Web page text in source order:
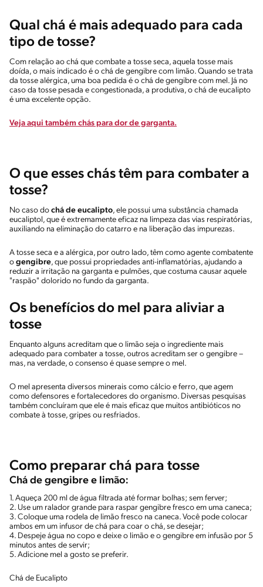
Qual chá é mais adequado para cada
tipo de tosse?
Com relação ao chá que combate a tosse seca, aquela tosse mais
doída, o mais indicado é o chá de gengibre com limão. Quando se trata
da tosse alérgica, uma boa pedida é o chá de gengibre com mel. Já no
caso da tosse pesada e congestionada, a produtiva, o chá de eucalipto
é uma excelente opção.
Veja aqui também chás para dor de garganta.
O que esses chás têm para combater a
tosse?
No caso do chá de eucalipto, ele possui uma substância chamada
eucaliptol, que é extremamente eficaz na limpeza das vias respiratórias,
auxiliando na eliminação do catarro e na liberação das impurezas.
A tosse seca e a alérgica, por outro lado, têm como agente combatente
o gengibre, que possui propriedades anti-inflamatórias, ajudando a
reduzir a irritação na garganta e pulmões, que costuma causar aquele
"raspão" dolorido no fundo da garganta.
Os benefícios do mel para aliviar a
tosse
Enquanto alguns acreditam que o limão seja o ingrediente mais
adequado para combater a tosse, outros acreditam ser o gengibre –
mas, na verdade, o consenso é quase sempre o mel.
O mel apresenta diversos minerais como cálcio e ferro, que agem
como defensores e fortalecedores do organismo. Diversas pesquisas
também concluíram que ele é mais eficaz que muitos antibióticos no
combate à tosse, gripes ou resfriados.
Como preparar chá para tosse
Chá de gengibre e limão:
1. Aqueça 200 ml de água filtrada até formar bolhas; sem ferver;
2. Use um ralador grande para raspar gengibre fresco em uma caneca;
3. Coloque uma rodela de limão fresco na caneca. Você pode colocar
ambos em um infusor de chá para coar o chá, se desejar;
4. Despeje água no copo e deixe o limão e o gengibre em infusão por 5
minutos antes de servir;
5. Adicione mel a gosto se preferir.
Chá de Eucalipto